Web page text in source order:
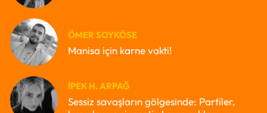
ÖMER SOYKÖSE
Manisa için karne vakti!
İPEK H. ARPAĞ
Sessiz savaşların gölgesinde: Partiler,